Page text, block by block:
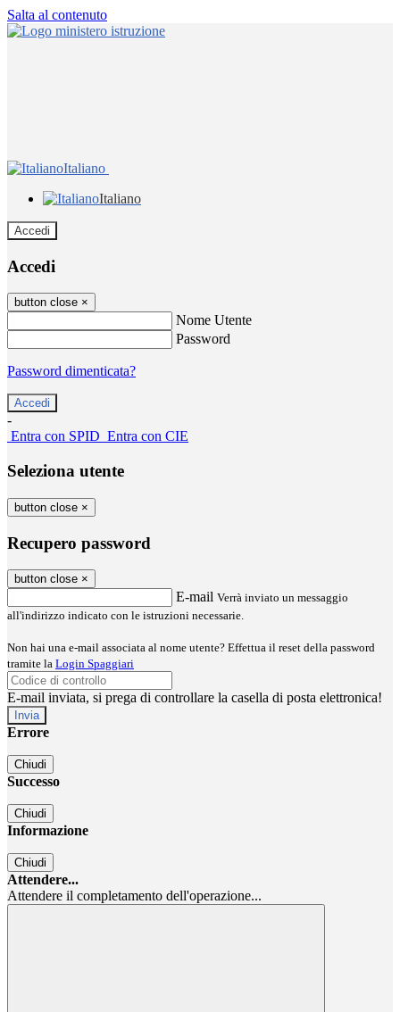
Salta al contenuto
Italiano
Italiano
Accedi
Accedi
button close ×
Nome Utente
Password
Password dimenticata?
-
Entra con SPID Entra con CIE
Seleziona utente
button close ×
Recupero password
button close ×
E-mail Verrà inviato un messaggio
all'indirizzo indicato con le istruzioni necessarie.
Non hai una e-mail associata al nome utente? Effettua il reset della password
tramite la Login Spaggiari
E-mail inviata, si prega di controllare la casella di posta elettronica!
Errore
Chiudi
Successo
Chiudi
Informazione
Chiudi
Attendere...
Attendere il completamento dell'operazione...